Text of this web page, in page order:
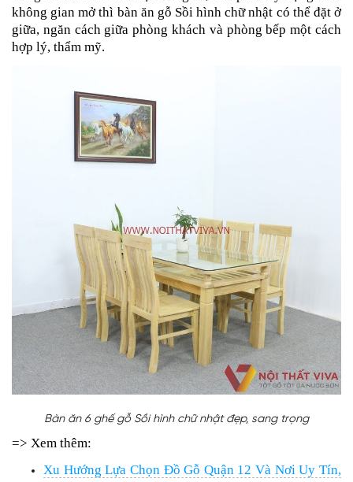
không gian mở thì bàn ăn gỗ Sồi hình chữ nhật có thể đặt ở
giữa, ngăn cách giữa phòng khách và phòng bếp một cách
hợp lý, thẩm mỹ.
Bàn ăn 6 ghế gỗ Sồi hình chữ nhật đẹp, sang trọng
=> Xem thêm:
Xu Hướng Lựa Chọn Đồ Gỗ Quận 12 Và Nơi Uy Tín,